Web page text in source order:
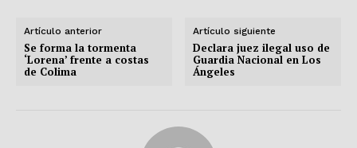
Artículo anterior
Se forma la tormenta
‘Lorena’ frente a costas
de Colima
Artículo siguiente
Declara juez ilegal uso de
Guardia Nacional en Los
Ángeles